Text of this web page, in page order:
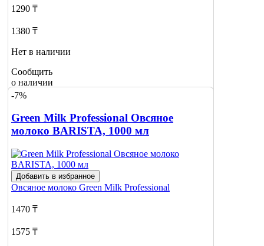
1290 ₸
1380 ₸
Нет в наличии
Сообщить
о наличии
2
-7%
Green Milk Professional Овсяное
молоко BARISTA, 1000 мл
Добавить в избранное
Овсяное молоко Green Milk Professional
1470 ₸
1575 ₸